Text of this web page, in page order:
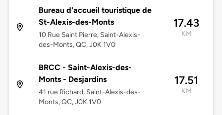
Bureau d'accueil touristique de
St-Alexis-des-Monts
10 Rue Saint Pierre, Saint-Alexis-
des-Monts, QC, J0K 1V0
17.43
KM
BRCC - Saint-Alexis-des-
Monts - Desjardins
41 rue Richard, Saint-Alexis-des-
Monts, QC, J0K 1V0
17.51
KM